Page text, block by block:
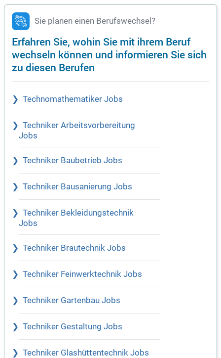
Sie planen einen Berufswechsel?
Erfahren Sie, wohin Sie mit ihrem Beruf
wechseln können und informieren Sie sich
zu diesen Berufen
Technomathematiker Jobs
Techniker Arbeitsvorbereitung
Jobs
Techniker Baubetrieb Jobs
Techniker Bausanierung Jobs
Techniker Bekleidungstechnik
Jobs
Techniker Brautechnik Jobs
Techniker Feinwerktechnik Jobs
Techniker Gartenbau Jobs
Techniker Gestaltung Jobs
Techniker Glashüttentechnik Jobs